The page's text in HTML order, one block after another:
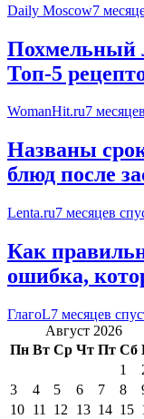
Daily Moscow7
Похмельный
Топ-5
WomanHit.ru7
Названы
блюд после
Lenta.ru7 месяцев
Как
ошибка,
ГлагоL7 месяцев
Август 2026
Пн Вт Ср Чт Пт Сб
1
3
4 5 6 7 8
10 11 12 13 14 15